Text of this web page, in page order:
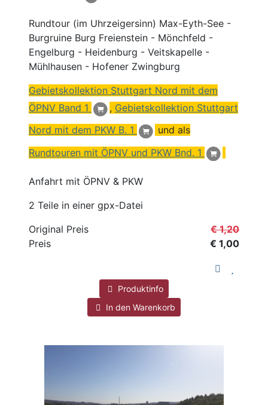
Rundtour (im Uhrzeigersinn) Max-Eyth-See -
Burgruine Burg Freienstein - Mönchfeld -
Engelburg - Heidenburg - Veitskapelle -
Mühlhausen - Hofener Zwingburg
Gebietskollektion Stuttgart Nord mit dem
ÖPNV Band 1 , Gebietskollektion Stuttgart
Nord mit dem PKW B. 1
und als
Rundtouren mit ÖPNV und PKW Bnd. 1
Anfahrt mit ÖPNV & PKW
2 Teile in einer gpx-Datei
Original Preis
€ 1,20
Preis
€ 1,00
Produktinfo
In den Warenkorb